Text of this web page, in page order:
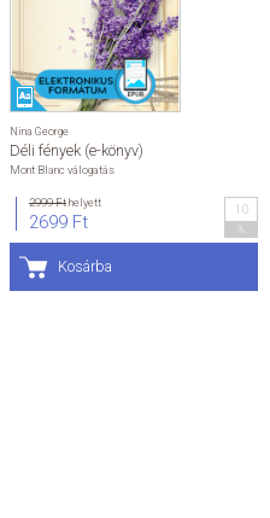
Nina George
Déli fények (e-könyv)
Mont Blanc válogatás
2999 Fthelyett
2699 Ft
10
Kosárba